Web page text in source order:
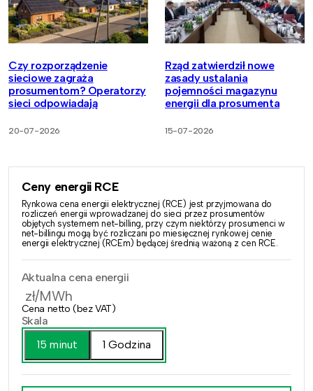
Czy rozporządzenie
sieciowe zagraża
prosumentom? Operatorzy
sieci odpowiadają
20-07-2026
Rząd zatwierdził nowe
zasady ustalania
pojemności magazynu
energii dla prosumenta
15-07-2026
Ceny energii RCE
Rynkowa cena energii elektrycznej (RCE) jest przyjmowana do
rozliczeń energii wprowadzanej do sieci przez prosumentów
objętych systemem net-billing, przy czym niektórzy prosumenci w
net-billingu mogą być rozliczani po miesięcznej rynkowej cenie
energii elektrycznej (RCEm) będącej średnią ważoną z cen RCE.
Aktualna cena energii
zł/MWh
Cena netto (bez VAT)
Skala
15 minut
1 Godzina